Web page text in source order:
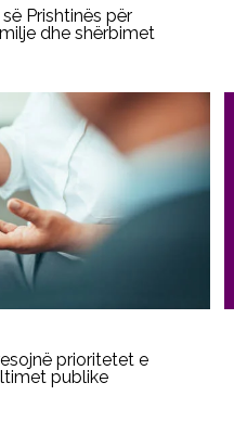
Prishtinës për
dhe shërbimet
prioritetet e
publike